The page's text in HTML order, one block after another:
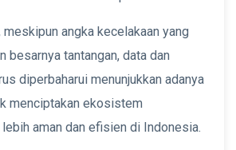
meskipun angka kecelakaan yang
besarnya tantangan, data dan
diperbaharui menunjukkan adanya
menciptakan ekosistem
aman dan efisien di Indonesia.